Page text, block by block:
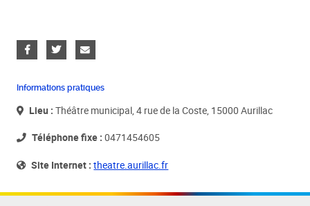
Informations pratiques
Lieu : Théâtre municipal, 4 rue de la Coste, 15000 Aurillac
Téléphone fixe : 0471454605
Site Internet : theatre.aurillac.fr